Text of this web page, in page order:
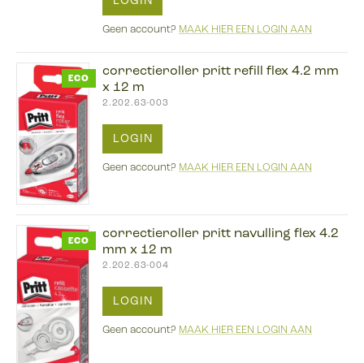
Geen account? MAAK HIER EEN LOGIN AAN
ECO
correctieroller pritt refill flex 4.2 mm
x 12 m
2.202.63-003
LOGIN
Geen account? MAAK HIER EEN LOGIN AAN
ECO
correctieroller pritt navulling flex 4.2
mm x 12 m
2.202.63-004
LOGIN
Geen account? MAAK HIER EEN LOGIN AAN